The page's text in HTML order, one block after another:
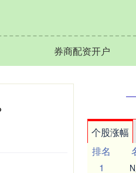
券商配资开户
个股涨幅
排名
1